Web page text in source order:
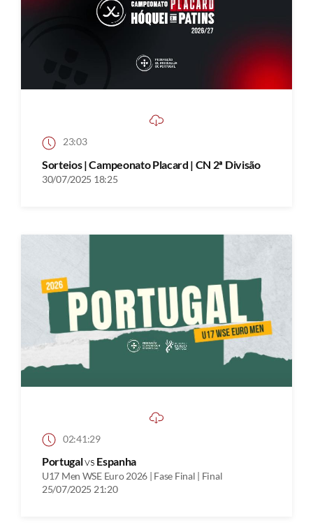
23:03
Sorteios | Campeonato Placard | CN 2ª Divisão
30/07/2025 18:25
02:41:29
Portugalvs Espanha
U17 Men WSE Euro 2026 | Fase Final | Final
25/07/2025 21:20